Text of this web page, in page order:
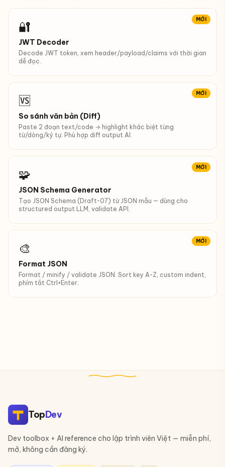
MỚI
🔐
JWT Decoder
Decode JWT token, xem header/payload/claims với thời gian
dễ đọc.
MỚI
🆚
So sánh văn bản (Diff)
Paste 2 đoạn text/code → highlight khác biệt từng
từ/dòng/ký tự. Phù hợp diff output AI.
MỚI
🧩
JSON Schema Generator
Tạo JSON Schema (Draft-07) từ JSON mẫu — dùng cho
structured output LLM, validate API.
MỚI
🎨
Format JSON
Format / minify / validate JSON. Sort key A-Z, custom indent,
phím tắt Ctrl+Enter.
TopDev
Dev toolbox + AI reference cho lập trình viên Việt — miễn phí,
mở, không cần đăng ký.